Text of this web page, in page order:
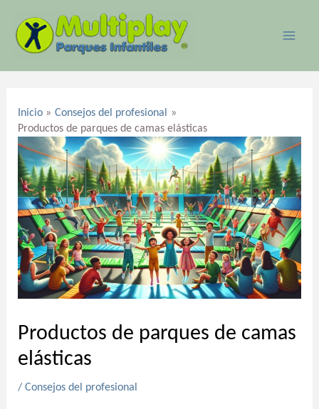
contenido
Inicio
Consejos del profesional
Productos de parques de camas elásticas
Productos de parques de camas
elásticas
/ Consejos del profesional
entradas